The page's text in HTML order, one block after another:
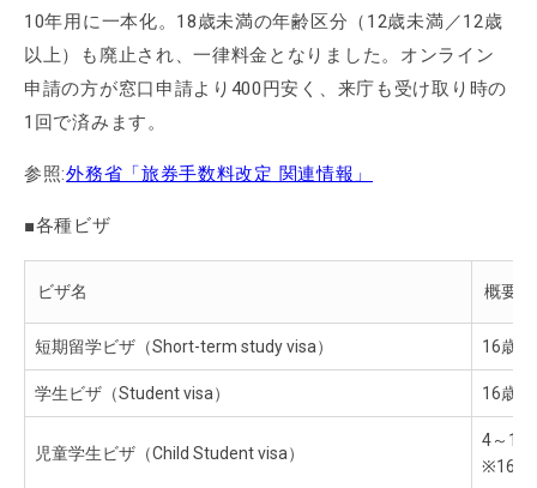
10年用に一本化。18歳未満の年齢区分（12歳未満／12歳
以上）も廃止され、一律料金となりました。オンライン
申請の方が窓口申請より400円安く、来庁も受け取り時の
1回で済みます。
参照:外務省「旅券手数料改定 関連情報」
■各種ビザ
ビザ名 概要
短期留学ビザ（Short-term study visa） 16歳
学生ビザ（Student visa） 16歳
児童学生ビザ（Child Student visa）
4～17
※16歳